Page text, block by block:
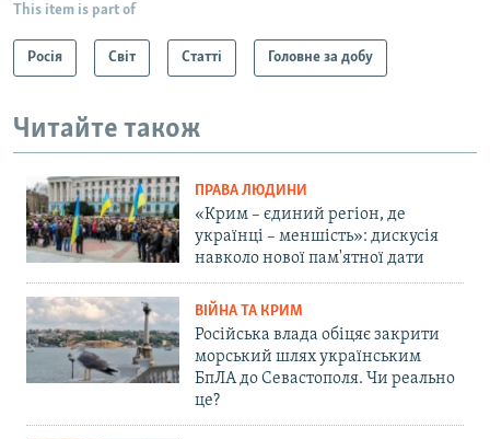
This item is part of
Росія Світ Статті Головне за добу
Читайте також
ПРАВА ЛЮДИНИ
«Крим – єдиний регіон, де
українці – меншість»: дискусія
навколо нової пам'ятної дати
ВІЙНА ТА КРИМ
Російська влада обіцяє закрити
морський шлях українським
БпЛА до Севастополя. Чи реально
це?